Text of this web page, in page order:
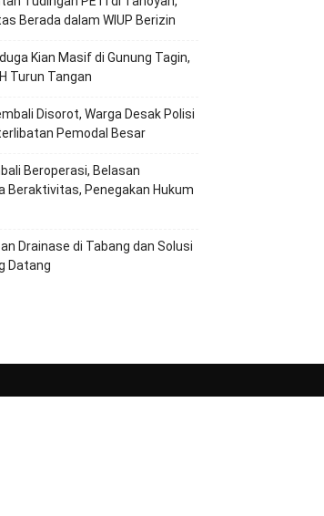
Berada dalam WIUP Berizin
Kian Masif di Gunung Tagin,
Turun Tangan
Disorot, Warga Desak Polisi
Pemodal Besar
Beroperasi, Belasan
Beraktivitas, Penegakan Hukum
Drainase di Tabang dan Solusi
Datang